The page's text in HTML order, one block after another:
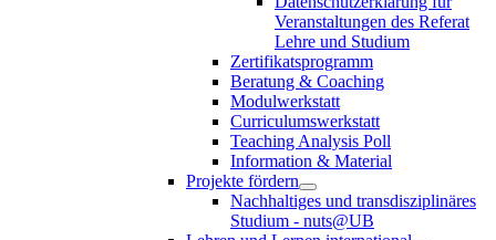
Veranstaltungen des Referat
Lehre und Studium
Zertifikatsprogramm
Beratung & Coaching
Modulwerkstatt
Curriculumswerkstatt
Teaching Analysis Poll
Information & Material
Projekte fördern
Nachhaltiges und transdisziplinäres
Studium - nuts@UB